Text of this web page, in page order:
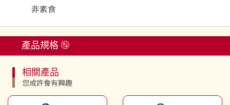
非素食
產品規格
相關產品
您或許會有興趣